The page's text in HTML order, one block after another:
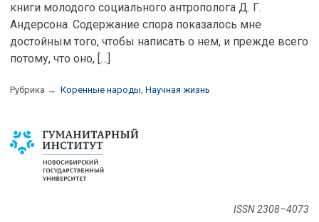
книги молодого социального антрополога Д. Г.
Андерсона. Содержание спора показалось мне
достойным того, чтобы написать о нем, и прежде всего
потому, что оно, […]
Рубрика → Коренные народы, Научная жизнь
ISSN 2308–4073